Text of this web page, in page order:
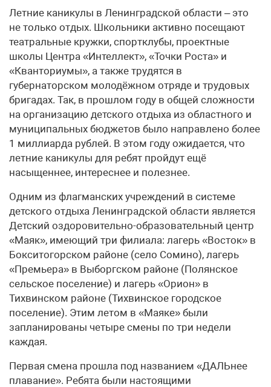
Летние каникулы в Ленинградской области – это
не только отдых. Школьники активно посещают
театральные кружки, спортклубы, проектные
школы Центра «Интеллект», «Точки Роста» и
«Кванториумы», а также трудятся в
губернаторском молодёжном отряде и трудовых
бригадах. Так, в прошлом году в общей сложности
на организацию детского отдыха из областного и
муниципальных бюджетов было направлено более
1 миллиарда рублей. В этом году ожидается, что
летние каникулы для ребят пройдут ещё
насыщеннее, интереснее и полезнее.
Одним из флагманских учреждений в системе
детского отдыха Ленинградской области является
Детский оздоровительно-образовательный центр
«Маяк», имеющий три филиала: лагерь «Восток» в
Бокситогорском районе (село Сомино), лагерь
«Премьера» в Выборгском районе (Полянское
сельское поселение) и лагерь «Орион» в
Тихвинском районе (Тихвинское городское
поселение). Этим летом в «Маяке» были
запланированы четыре смены по три недели
каждая.
Первая смена прошла под названием «ДАЛЬнее
плавание». Ребята были настоящими